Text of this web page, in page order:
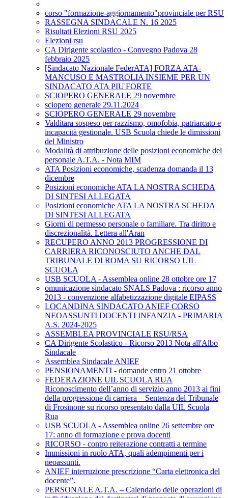
corso "formazione-aggiornamento"provinciale per RSU
RASSEGNA SINDACALE N. 16 2025
Risultati Elezioni RSU 2025
Elezioni rsu
CA Dirigente scolastico - Convegno Padova 28
febbraio 2025
[Sindacato Nazionale FederATA] FORZA ATA-
MANCUSO E MASTROLIA INSIEME PER UN
SINDACATO ATA PIU'FORTE
SCIOPERO GENERALE 29 novembre
sciopero generale 29.11.2024
SCIOPERO GENERALE 29 novembre
Valditara sospeso per razzismo, omofobia, patriarcato e
incapacità gestionale. USB Scuola chiede le dimissioni
del Ministro
Modalità di attribuzione delle posizioni economiche del
personale A.T.A. - Nota MIM
ATA Posizioni economiche, scadenza domanda il 13
dicembre
Posizioni economiche ATA LA NOSTRA SCHEDA
DI SINTESI ALLEGATA
Posizioni economiche ATA LA NOSTRA SCHEDA
DI SINTESI ALLEGATA
Giorni di permesso personale o familiare. Tra diritto e
discrezionalità. Lettera all'Aran
RECUPERO ANNO 2013 PROGRESSIONE DI
CARRIERA RICONOSCIUTO ANCHE DAL
TRIBUNALE DI ROMA SU RICORSO UIL
SCUOLA
USB SCUOLA - Assemblea online 28 ottobre ore 17
omunicazione sindacato SNALS Padova : ricorso anno
2013 - convenzione alfabetizzazione digitale EIPASS
LOCANDINA SINDACATO ANIEF CORSO
NEOASSUNTI DOCENTI INFANZIA - PRIMARIA
A.S. 2024-2025
ASSEMBLEA PROVINCIALE RSU/RSA
CA Dirigente Scolastico - Ricorso 2013 Nota all'Albo
Sindacale
Assemblea Sindacale ANIEF
PENSIONAMENTI - domande entro 21 ottobre
FEDERAZIONE UIL SCUOLA RUA
Riconoscimento dell’anno di servizio anno 2013 ai fini
della progressione di carriera – Sentenza del Tribunale
di Frosinone su ricorso presentato dalla UIL Scuola
Rua
USB SCUOLA - Assemblea online 26 settembre ore
17: anno di formazione e prova docenti
RICORSO - contro reiterazione contratti a termine
Immissioni in ruolo ATA, quali adempimenti per i
neoassunti.
ANIEF interruzione prescrizione “Carta elettronica del
docente”.
PERSONALE A.T.A. – Calendario delle operazioni di